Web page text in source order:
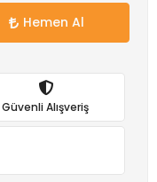
Hemen Al
Güvenli Alışveriş